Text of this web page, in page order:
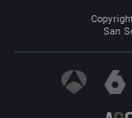
San